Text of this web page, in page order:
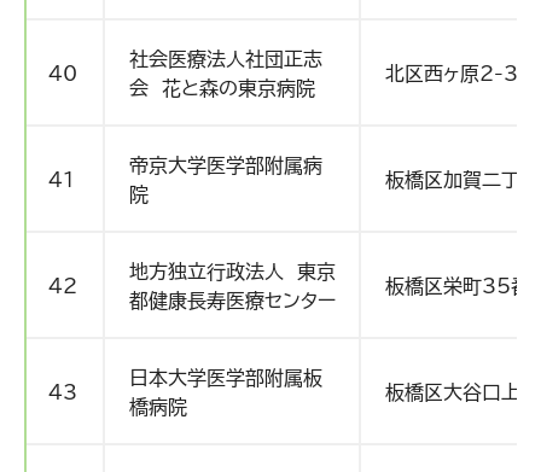
40
社会医療法人社団正志
会 花と森の東京病院
北区西ヶ原2-3-6
41
帝京大学医学部附属病
院
板橋区加賀二丁
42
地方独立行政法人 東京
都健康長寿医療センター
板橋区栄町35番
43
日本大学医学部附属板
橋病院
板橋区大谷口上町